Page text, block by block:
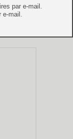
par e-mail.
e-mail.